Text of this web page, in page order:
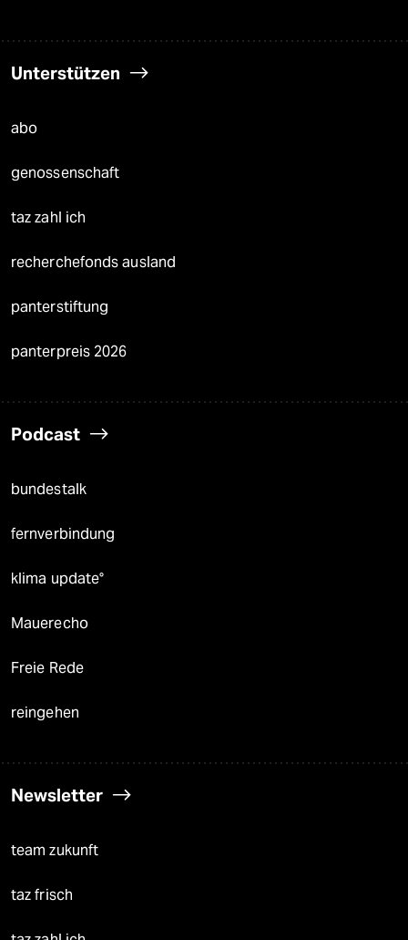
Unterstützen
abo
genossenschaft
taz zahl ich
recherchefonds ausland
panterstiftung
panterpreis 2026
Podcast
bundestalk
fernverbindung
klima update°
Mauerecho
Freie Rede
reingehen
Newsletter
team zukunft
taz frisch